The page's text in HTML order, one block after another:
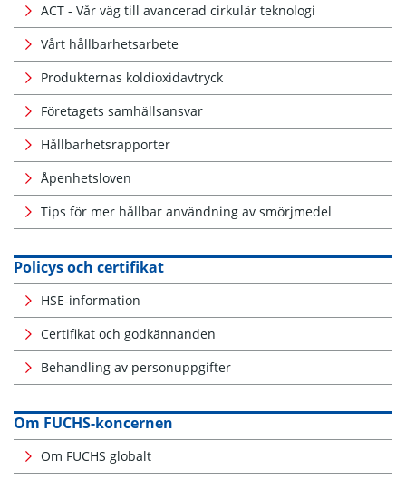
ACT - Vår väg till avancerad cirkulär teknologi
Vårt hållbarhetsarbete
Produkternas koldioxidavtryck
Företagets samhällsansvar
Hållbarhetsrapporter
Åpenhetsloven
Tips för mer hållbar användning av smörjmedel
Policys och certifikat
HSE-information
Certifikat och godkännanden
Behandling av personuppgifter
Om FUCHS-koncernen
Om FUCHS globalt